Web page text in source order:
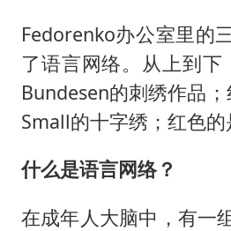
Fedorenko办公室里的
了语言网络。从上到下
Bundesen的刺绣作品
Small的十字绣；红色的
什么是语言网络？
在成年人大脑中，有一